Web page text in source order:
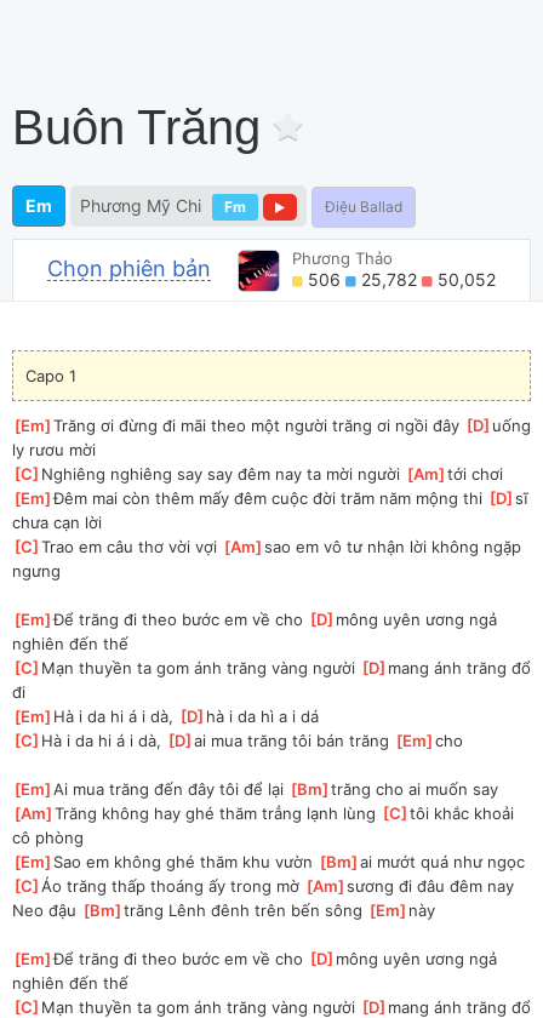
Buôn Trăng
Em Phương Mỹ Chi Fm Điệu Ballad
Chọn phiên bản Phương Thảo
506 25,782 50,052
Capo 1
[Em ]
Trăng ơi đừng đi mãi theo một người trăng ơi ngồi đây [D ]uống
ly rươu mời
[C ]Nghiêng nghiêng say say đêm nay ta mời người [Am ]tới chơi
[Em ]
Đêm mai còn thêm mấy đêm cuộc đời trăm năm mộng thi [D ]
sĩ
chưa cạn lời
[C ]
Trao em câu thơ vời vợi [Am ]
sao em vô tư nhận lời không ngặp
ngưng
[Em ]
Để trăng đi theo bước em về cho [D ]mông uyên ương ngả
nghiên đến thế
[C ]Mạn thuyền ta gom ánh trăng vàng người [D ]mang ánh trăng đổ
đi
[Em ]Hà i da hi á i dà, [D ]hà i da hì a i dá
[C ]Hà i da hi á i dà, [D ]
ai mua trăng tôi bán trăng [Em ]
cho
[Em ]
Ai mua trăng đến đây tôi để lại [Bm ]trăng cho ai muốn say
[Am ]
Trăng không hay ghé thăm trẳng lạnh lùng [C ]tôi khắc khoải
cô phòng
[Em ]Sao em không ghé thăm khu vườn [Bm ]
ai mướt quá như ngọc
[C ]
Áo trăng thấp thoáng ấy trong mờ [Am ]
sương đi đâu đêm nay
Neo đậu [Bm ]trăng Lênh đênh trên bến sông [Em ]này
[Em ]
Để trăng đi theo bước em về cho [D ]mông uyên ương ngả
nghiên đến thế
[C ]Mạn thuyền ta gom ánh trăng vàng người [D ]mang ánh trăng đổ